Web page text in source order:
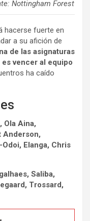
Nottingham Forest
hacerse fuerte en
a su afición de
de las asignaturas
vencer al equipo
ha caído
Ola Aina,
Anderson,
Elanga, Chris
Saliba,
Trossard,